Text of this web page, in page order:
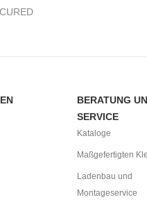
BERATUNG
SERVICE
Kataloge
Maßgefertigten
Ladenbau und
Montageservice